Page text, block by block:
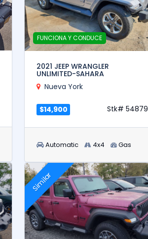
FUNCIONA Y CONDUCE
2021 JEEP WRANGLER
UNLIMITED-SAHARA
Nueva York
$14,900 Stk# 54879
Automatic 4x4 Gas
Similar